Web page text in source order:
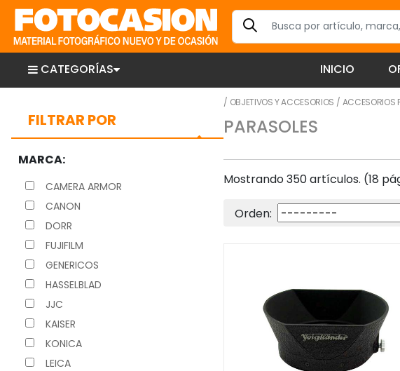
CATEGORÍAS INICIO
FILTRAR POR
MARCA:
CAMERA ARMOR
CANON
DORR
FUJIFILM
GENERICOS
HASSELBLAD
JJC
KAISER
KONICA
LEICA
/ OBJETIVOS Y ACCESORIOS / ACCESORIOS
PARASOLES
Mostrando 350 artículos. (18
Orden: